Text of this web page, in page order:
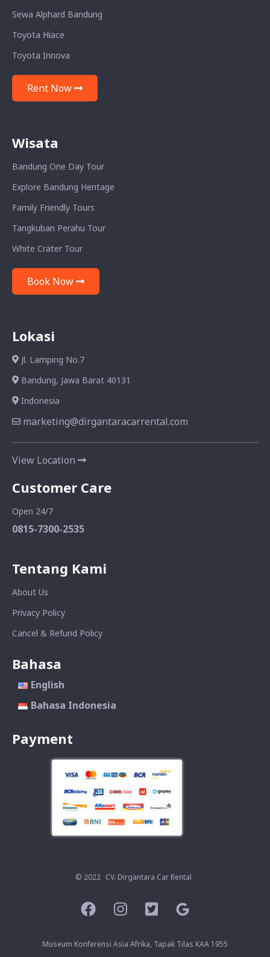
Sewa Alphard Bandung
Toyota Hiace
Toyota Innova
Rent Now
Wisata
Bandung One Day Tour
Explore Bandung Heritage
Family Friendly Tours
Tangkuban Perahu Tour
White Crater Tour
Book Now
Lokasi
Jl. Lamping No.7
Bandung, Jawa Barat 40131
Indonesia
marketing@dirgantaracarrental.com
View Location
Customer Care
Open 24/7
0815-7300-2535
Tentang Kami
About Us
Privacy Policy
Cancel & Refund Policy
Bahasa
English
Bahasa Indonesia
Payment
© 2022 CV. Dirgantara Car Rental
Museum Konferensi Asia Afrika, Tapak Tilas KAA 1955